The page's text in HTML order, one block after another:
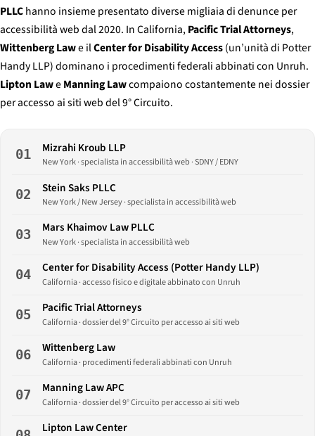
PLLChanno insieme presentato diverse migliaia di denunce per
accessibilità web dal 2020. In California, Pacific Trial Attorneys,
Wittenberg Lawe ilCenter for Disability Access(un’unità di Potter
Handy LLP) dominano i procedimenti federali abbinati con Unruh.
Lipton LaweManning Lawcompaiono costantemente nei dossier
per accesso ai siti web del 9° Circuito.
01 Mizrahi Kroub LLP
New York · specialista in accessibilità web · SDNY / EDNY
02 Stein Saks PLLC
New York / New Jersey · specialista in accessibilità web
03 Mars Khaimov Law PLLC
New York · specialista in accessibilità web
04 Center for Disability Access (Potter Handy LLP)
California · accesso fisico e digitale abbinato con Unruh
05 Pacific Trial Attorneys
California · dossier del 9° Circuito per accesso ai siti web
06 Wittenberg Law
California · procedimenti federali abbinati con Unruh
07 Manning Law APC
California · dossier del 9° Circuito per accesso ai siti web
Lipton Law Center